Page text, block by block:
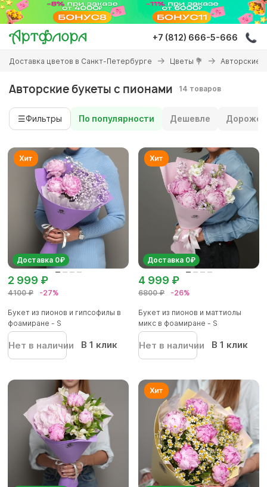
Перейти
основному
содержанию
+7 (812) 666-5-666
Вы
здесь
Доставка цветов в Санкт-Петербурге Цветы 💐 Авторские
Авторские букеты с пионами 14 товаров
☰Фильтры По популярности Дешевле Дороже
Доставка 0₽
4100 ₽ -27%
2 999 ₽
Букет из пионов и гипсофилы в
фоамиране - S
Нет в наличии В 1 клик
Доставка 0₽
6800 ₽ -26%
4 999 ₽
Букет из пионов и маттиолы
микс в фоамиране - S
Нет в наличии В 1 клик